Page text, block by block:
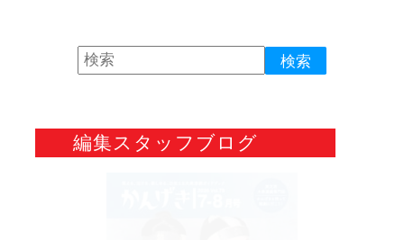
編集スタッフブログ